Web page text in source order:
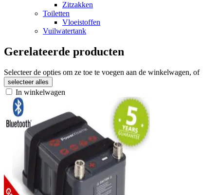
Zitzakken
Toiletten
Vloeistoffen
Vuilwatertank
Gerelateerde producten
Selecteer de opties om ze toe te voegen aan de winkelwagen, of
selecteer alles
In winkelwagen